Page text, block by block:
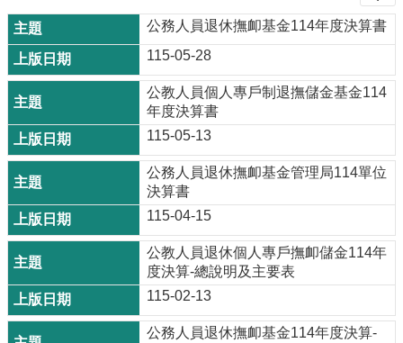
公務人員退休撫卹基金114年度決算書
115-05-28
公教人員個人專戶制退撫儲金基金114
年度決算書
115-05-13
公務人員退休撫卹基金管理局114單位
決算書
115-04-15
公教人員退休個人專戶撫卹儲金114年
度決算-總說明及主要表
115-02-13
公務人員退休撫卹基金114年度決算-